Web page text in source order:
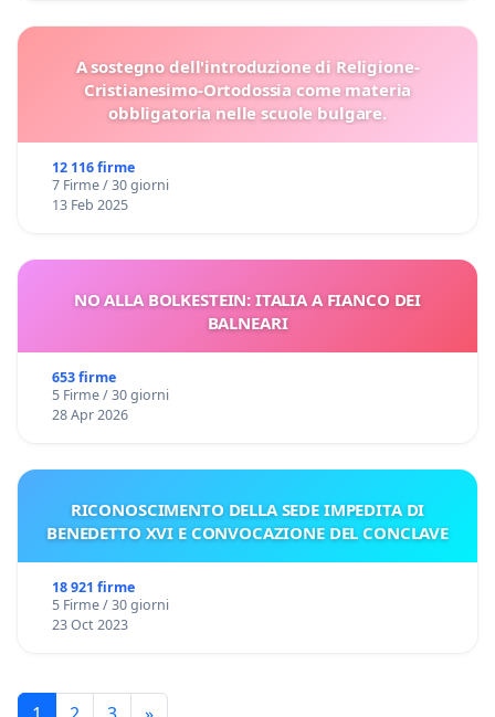
A sostegno dell'introduzione di Religione-
Cristianesimo-Ortodossia come materia
obbligatoria nelle scuole bulgare.
12 116 firme
7 Firme / 30 giorni
13 Feb 2025
NO ALLA BOLKESTEIN: ITALIA A FIANCO DEI
BALNEARI
653 firme
5 Firme / 30 giorni
28 Apr 2026
RICONOSCIMENTO DELLA SEDE IMPEDITA DI
BENEDETTO XVI E CONVOCAZIONE DEL CONCLAVE
18 921 firme
5 Firme / 30 giorni
23 Oct 2023